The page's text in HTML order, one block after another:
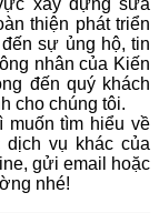
thiện phát triển
sự ủng hộ, tin
nhân của Kiến
đến quý khách
cho chúng tôi.
tìm hiểu về
vụ khác của
gửi email hoặc
nhé!